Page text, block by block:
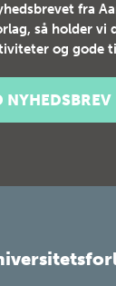
fra
så holder vi
og gode
NYHEDSBREV